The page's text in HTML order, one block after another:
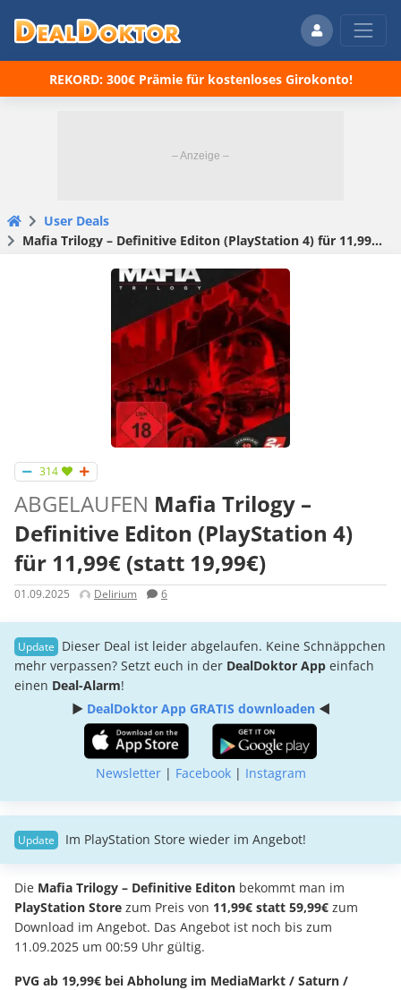
REKORD: 300€ Prämie für kostenloses Girokonto!
User Deals
Mafia Trilogy – Definitive Editon (PlayStation 4) für 11,99€ (statt 19,99€)
314
ABGELAUFEN Mafia Trilogy –
Definitive Editon (PlayStation 4)
für 11,99€ (statt 19,99€)
01.09.2025 Delirium 6
Dieser Deal ist leider abgelaufen. Keine Schnäppchen
mehr verpassen? Setzt euch in der DealDoktor App einfach
einen Deal-Alarm!
► DealDoktor App GRATIS downloaden◄
Newsletter| Facebook| Instagram
Im PlayStation Store wieder im Angebot!
Die Mafia Trilogy – Definitive Editon bekommt man im
PlayStation Store zum Preis von 11,99€ statt 59,99€ zum
Download im Angebot. Das Angebot ist noch bis zum
11.09.2025 um 00:59 Uhr gültig.
PVG ab 19,99€ bei Abholung im MediaMarkt / Saturn /